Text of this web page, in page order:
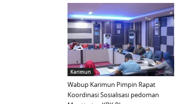
Karimun
Wabup Karimun Pimpin Rapat
Koordinasi Sosialisasi pedoman